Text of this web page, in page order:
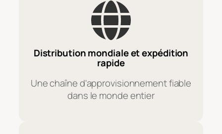
Distribution mondiale et expédition
rapide
Une chaîne d'approvisionnement fiable
dans le monde entier